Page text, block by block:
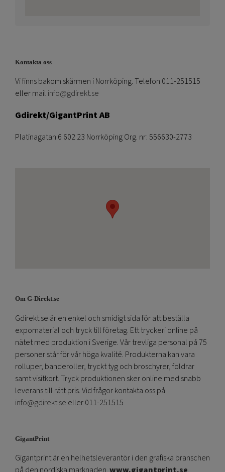
Kontakta oss
Vi finns bakom skärmen i Norrköping. Telefon 011-251515
eller mail info@gdirekt.se
Gdirekt/GigantPrint AB
Platinagatan 6 602 23 Norrköping Org. nr: 556630-2773
Om G-Direkt.se
Gdirekt.se är en enkel och smidigt sida för att beställa
expomaterial och tryck till företag. Ett tryckeri online på
nätet med produktion i Sverige. Vår trevliga personal på 75
personer står för vår höga kvalité. Produkterna kan vara
rolluper, banderoller, tryckt tyg och broschyrer, foldrar
samt visitkort. Tryck produktionen sker online med snabb
leverans till rätt pris. Vid frågor kontakta oss på
info@gdirekt.se eller 011-251515
GigantPrint
Gigantprint är en helhetsleverantör i den grafiska branschen